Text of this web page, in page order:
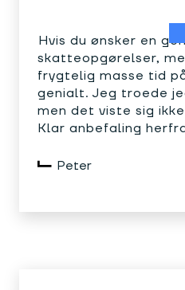
Hvis du ønsker en
skatteopgørelser,
frygtelig masse tid
genialt. Jeg troede
men det viste sig
Klar anbefaling
Peter